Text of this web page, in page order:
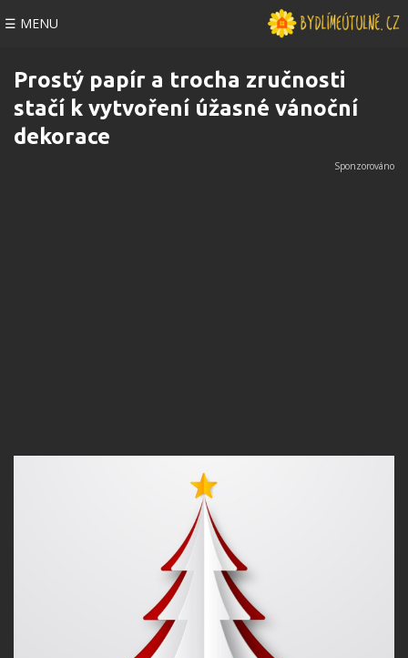
☰ MENU
Prostý papír a trocha zručnosti
stačí k vytvoření úžasné vánoční
dekorace